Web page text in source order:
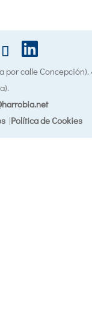
por calle
|Política de Cookies